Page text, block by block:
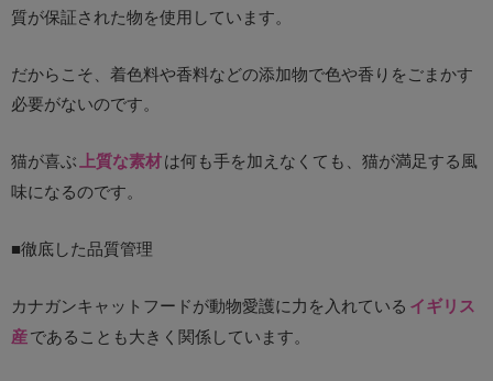
質が保証された物を使用しています。
だからこそ、着色料や香料などの添加物で色や香りをごまかす
必要がないのです。
猫が喜ぶ上質な素材は何も手を加えなくても、猫が満足する風
味になるのです。
■徹底した品質管理
カナガンキャットフードが動物愛護に力を入れている イギリス
産であることも大きく関係しています。